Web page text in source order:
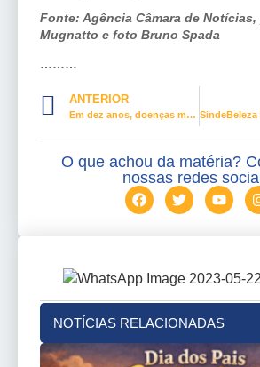
Fonte: Agência Câmara de
Mugnatto e foto Bruno Spada
………
ANTERIOR
Em dez anos, doenças mentais crescem 200% na Bahia, e prejudicam trabalhador
O que achou da matéria?
nossas redes
NOTÍCIAS RELACIONADAS